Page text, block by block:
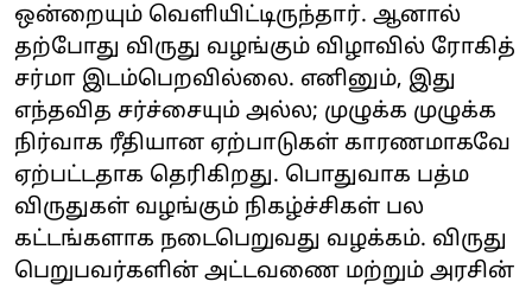
ஒன்றையும் வெளியிட்டிருந்தார். ஆனால்
தற்போது விருது வழங்கும் விழாவில் ரோகித்
சர்மா இடம்பெறவில்லை. எனினும், இது
எந்தவித சர்ச்சையும் அல்ல; முழுக்க முழுக்க
நிர்வாக ரீதியான ஏற்பாடுகள் காரணமாகவே
ஏற்பட்டதாக தெரிகிறது. பொதுவாக பத்ம
விருதுகள் வழங்கும் நிகழ்ச்சிகள் பல
கட்டங்களாக நடைபெறுவது வழக்கம். விருது
பெறுபவர்களின் அட்டவணை மற்றும் அரசின்